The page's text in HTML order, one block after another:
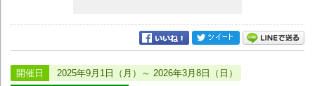
開催日 2025年9月1日（月）～ 2026年3月8日（日）